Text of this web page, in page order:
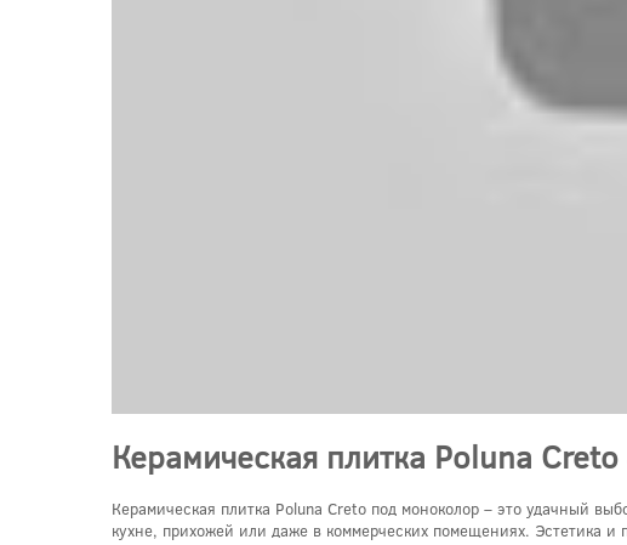
Керамическая плитка Poluna
Керамическая плитка Poluna Creto под моноколор – это удачный
кухне, прихожей или даже в коммерческих помещениях. Эстетика и